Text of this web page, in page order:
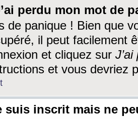
perdu mon mot de
de panique ! Bien que
il peut facilement
et cliquez sur
et vous devriez
suis inscrit mais ne